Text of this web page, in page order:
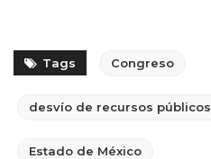
Tags Congreso
desvío de recursos públicos
Estado de México